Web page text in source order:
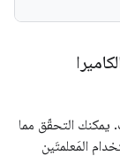
يمكنك التحقّق مما
المَعلمتَين